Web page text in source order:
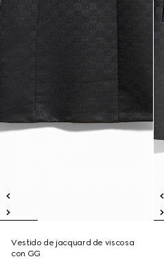
Vestido de jacquard de viscosa
con GG